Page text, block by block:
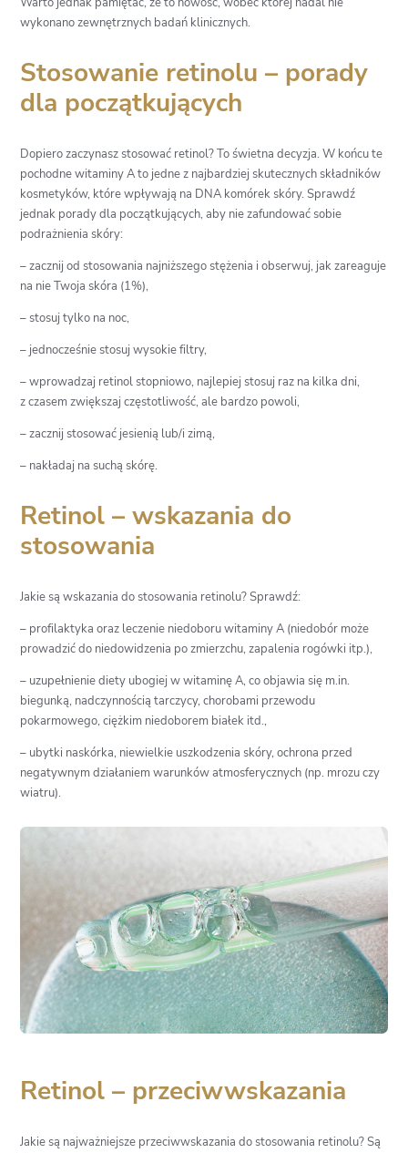
wykonano zewnętrznych badań klinicznych.
Stosowanie retinolu – porady
dla początkujących
Dopiero zaczynasz stosować retinol? To świetna decyzja. W końcu te
pochodne witaminy A to jedne z najbardziej skutecznych składników
kosmetyków, które wpływają na DNA komórek skóry. Sprawdź
jednak porady dla początkujących, aby nie zafundować sobie
podrażnienia skóry:
– zacznij od stosowania najniższego stężenia i obserwuj, jak zareaguje
na nie Twoja skóra (1%),
– stosuj tylko na noc,
– jednocześnie stosuj wysokie filtry,
– wprowadzaj retinol stopniowo, najlepiej stosuj raz na kilka dni,
z czasem zwiększaj częstotliwość, ale bardzo powoli,
– zacznij stosować jesienią lub/i zimą,
– nakładaj na suchą skórę.
Retinol – wskazania do
stosowania
Jakie są wskazania do stosowania retinolu? Sprawdź:
– profilaktyka oraz leczenie niedoboru witaminy A (niedobór może
prowadzić do niedowidzenia po zmierzchu, zapalenia rogówki itp.),
– uzupełnienie diety ubogiej w witaminę A, co objawia się m.in.
biegunką, nadczynnością tarczycy, chorobami przewodu
pokarmowego, ciężkim niedoborem białek itd.,
– ubytki naskórka, niewielkie uszkodzenia skóry, ochrona przed
negatywnym działaniem warunków atmosferycznych (np. mrozu czy
wiatru).
Retinol – przeciwwskazania
Jakie są najważniejsze przeciwwskazania do stosowania retinolu? Są